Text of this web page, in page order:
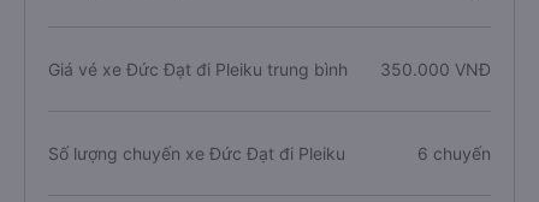
Giá vé xe Đức Đạt đi Pleiku trung bình 350.000 VNĐ
Số lượng chuyến xe Đức Đạt đi Pleiku 6 chuyến